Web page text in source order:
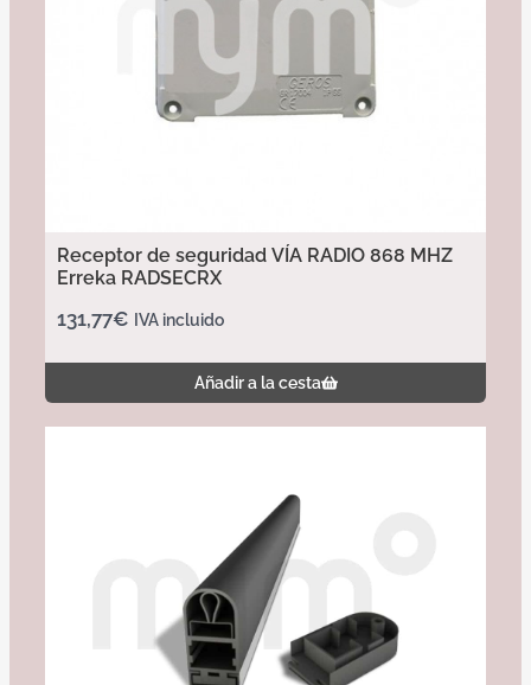
Receptor de seguridad VÍA RADIO 868 MHZ
Erreka RADSECRX
131,77€ IVA incluido
Añadir a la cesta